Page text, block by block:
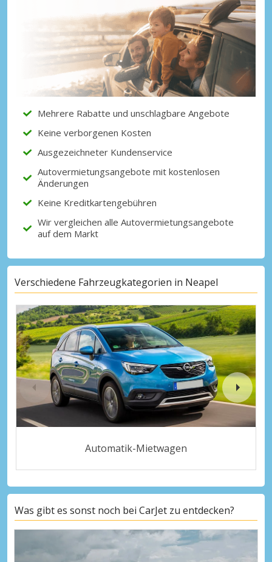
Mehrere Rabatte und unschlagbare Angebote
Keine verborgenen Kosten
Ausgezeichneter Kundenservice
Autovermietungsangebote mit kostenlosen
Änderungen
Keine Kreditkartengebühren
Wir vergleichen alle Autovermietungsangebote
auf dem Markt
Verschiedene Fahrzeugkategorien in Neapel
Automatik-Mietwagen
Was gibt es sonst noch bei CarJet zu entdecken?